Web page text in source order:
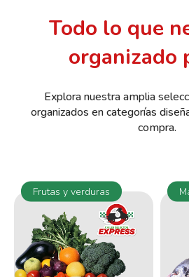
Todo lo que
organizado
Explora nuestra amplia
organizados en categorías
compra.
Frutas y verduras